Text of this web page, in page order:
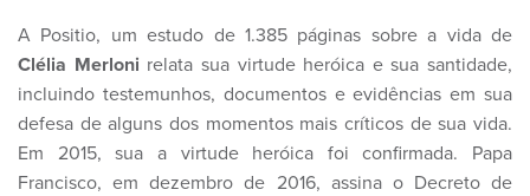
A Positio, um estudo de 1.385 páginas sobre a vida de
Clélia Merloni relata sua virtude heróica e sua santidade,
incluindo testemunhos, documentos e evidências em sua
defesa de alguns dos momentos mais críticos de sua vida.
Em 2015, sua a virtude heróica foi confirmada. Papa
Francisco, em dezembro de 2016, assina o Decreto de